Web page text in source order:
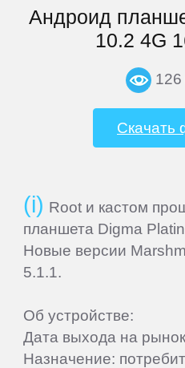
Андроид
10.2 4G
126
Скачать
Root и кастом
планшета Digma
Новые версии
5.1.1.
Об устройстве:
Дата выхода на
Назначение:
UMi
Wexler
Wileyfox
Xiaomi
Yota